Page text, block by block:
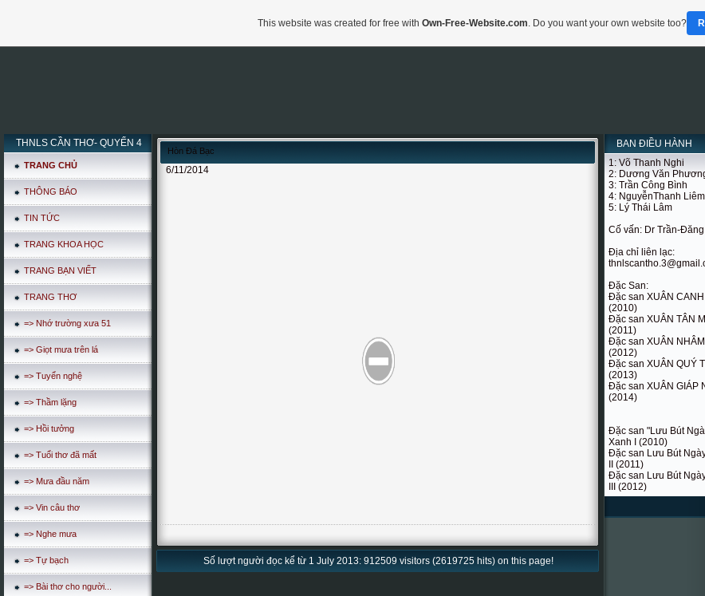
THNLS CẦN THƠ- QUYỂN 4
TRANG CHỦ
THÔNG BÁO
TIN TỨC
TRANG KHOA HỌC
TRANG BẠN VIẾT
TRANG THƠ
=> Nhớ trường xưa 51
=> Giọt mưa trên lá
=> Tuyển nghệ
=> Thầm lặng
=> Hồi tưởng
=> Tuổi thơ đã mất
=> Mưa đầu năm
=> Vin câu thơ
=> Nghe mưa
=> Tự bạch
=> Bài thơ cho người...
Hòn Đá Bạc
6/11/2014
Số lượt người đọc kể từ 1 July 2013: 912509 visitors (2619725 hits) on this page!
BAN ĐIỀU HÀNH
1: Võ Thanh Nghi
2: Dương Văn
3: Trần Công Bình
4: NguyễnThanh Liêm
5: Lý Thái Lâm
Cố vấn: Dr Trần-
Địa chỉ liên lạc:
Đặc San:
Đặc san XUÂN CANH
(2010)
Đặc san XUÂN TÂN
(2011)
Đặc san XUÂN NHÂM
(2012)
Đặc san XUÂN QUÝ
(2013)
Đặc san XUÂN GIÁP
(2014)
Đặc san "Lưu Bút
Xanh I (2010)
Đặc san Lưu Bút
II (2011)
Đặc san Lưu Bút
III (2012)
This website was created for free with Own-Free-Website.com. Do you want your own website too?